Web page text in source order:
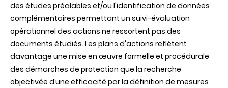
des études préalables et/ou l'identification de données
complémentaires permettant un suivi-évaluation
opérationnel des actions ne ressortent pas des
documents étudiés. Les plans d'actions reflètent
davantage une mise en œuvre formelle et procédurale
des démarches de protection que la recherche
objectivée d’une efficacité par la définition de mesures